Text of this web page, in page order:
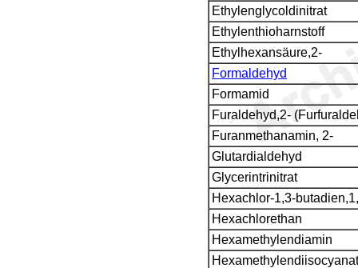
Ethylenglycoldinitrat
Ethylenthioharnstoff
Ethylhexansäure,2-
Formaldehyd
Formamid
Furaldehyd,2-
Furanmethanamin, 2-
Glutardialdehyd
Glycerintrinitrat
Hexachlor-1,3-
Hexachlorethan
Hexamethylendiamin
Hexamethylendiisocyanat